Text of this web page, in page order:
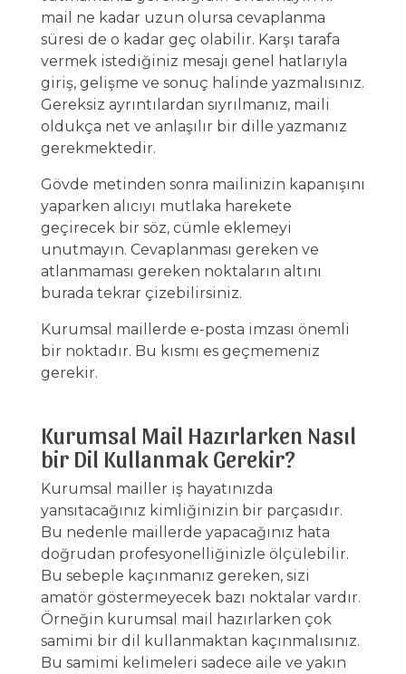
mail ne kadar uzun olursa cevaplanma
süresi de o kadar geç olabilir. Karşı tarafa
vermek istediğiniz mesajı genel hatlarıyla
giriş, gelişme ve sonuç halinde yazmalısınız.
Gereksiz ayrıntılardan sıyrılmanız, maili
oldukça net ve anlaşılır bir dille yazmanız
gerekmektedir.
Gövde metinden sonra mailinizin kapanışını
yaparken alıcıyı mutlaka harekete
geçirecek bir söz, cümle eklemeyi
unutmayın. Cevaplanması gereken ve
atlanmaması gereken noktaların altını
burada tekrar çizebilirsiniz.
Kurumsal maillerde e-posta imzası önemli
bir noktadır. Bu kısmı es geçmemeniz
gerekir.
Kurumsal Mail Hazırlarken Nasıl
bir Dil Kullanmak Gerekir?
Kurumsal mailler iş hayatınızda
yansıtacağınız kimliğinizin bir parçasıdır.
Bu nedenle maillerde yapacağınız hata
doğrudan profesyonelliğinizle ölçülebilir.
Bu sebeple kaçınmanız gereken, sizi
amatör göstermeyecek bazı noktalar vardır.
Örneğin kurumsal mail hazırlarken çok
samimi bir dil kullanmaktan kaçınmalısınız.
Bu samimi kelimeleri sadece aile ve yakın